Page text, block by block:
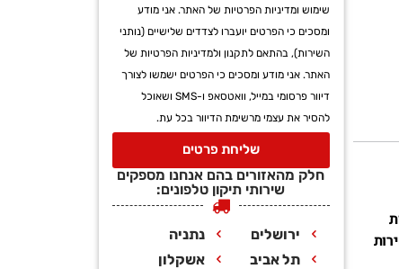
שימוש ומדיניות הפרטיות של האתר. אני מודע
ומסכים כי הפרטים יועברו לצדדים שלישיים (נותני
השירות), בהתאם לתקנון ולמדיניות הפרטיות של
האתר. אני מודע ומסכים כי הפרטים ישמשו לצורך
דיוור פרסומי במייל, וואטסאפ ו-SMS ושאוכל
להסיר את עצמי מרשימת הדיוור בכל עת.
שליחת פרטים
חלק מהאזורים בהם אנחנו מספקים
שירותי תיקון טלפונים:
ירושלים
תל אביב
נתניה
אשקלון